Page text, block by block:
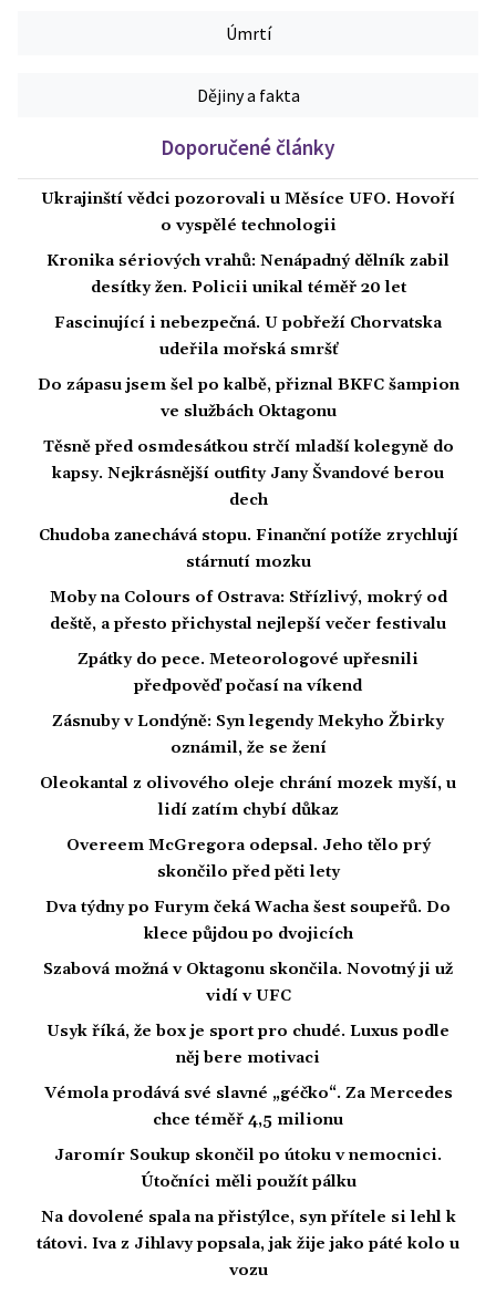
Úmrtí
Dějiny a fakta
Doporučené články
Ukrajinští vědci pozorovali u Měsíce UFO. Hovoří
o vyspělé technologii
Kronika sériových vrahů: Nenápadný dělník zabil
desítky žen. Policii unikal téměř 20 let
Fascinující i nebezpečná. U pobřeží Chorvatska
udeřila mořská smršť
Do zápasu jsem šel po kalbě, přiznal BKFC šampion
ve službách Oktagonu
Těsně před osmdesátkou strčí mladší kolegyně do
kapsy. Nejkrásnější outfity Jany Švandové berou
dech
Chudoba zanechává stopu. Finanční potíže zrychlují
stárnutí mozku
Moby na Colours of Ostrava: Střízlivý, mokrý od
deště, a přesto přichystal nejlepší večer festivalu
Zpátky do pece. Meteorologové upřesnili
předpověď počasí na víkend
Zásnuby v Londýně: Syn legendy Mekyho Žbirky
oznámil, že se žení
Oleokantal z olivového oleje chrání mozek myší, u
lidí zatím chybí důkaz
Overeem McGregora odepsal. Jeho tělo prý
skončilo před pěti lety
Dva týdny po Furym čeká Wacha šest soupeřů. Do
klece půjdou po dvojicích
Szabová možná v Oktagonu skončila. Novotný ji už
vidí v UFC
Usyk říká, že box je sport pro chudé. Luxus podle
něj bere motivaci
Vémola prodává své slavné „géčko“. Za Mercedes
chce téměř 4,5 milionu
Jaromír Soukup skončil po útoku v nemocnici.
Útočníci měli použít pálku
Na dovolené spala na přistýlce, syn přítele si lehl k
tátovi. Iva z Jihlavy popsala, jak žije jako páté kolo u
vozu